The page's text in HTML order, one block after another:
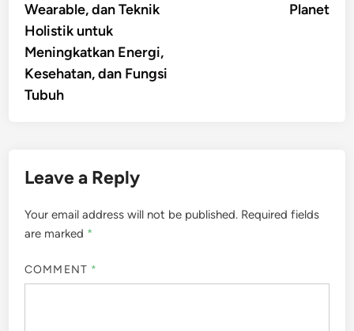
Wearable, dan Teknik
Holistik untuk
Meningkatkan Energi,
Kesehatan, dan Fungsi
Tubuh
Planet
Leave a Reply
Your email address will not be published. Required fields
are marked *
COMMENT *